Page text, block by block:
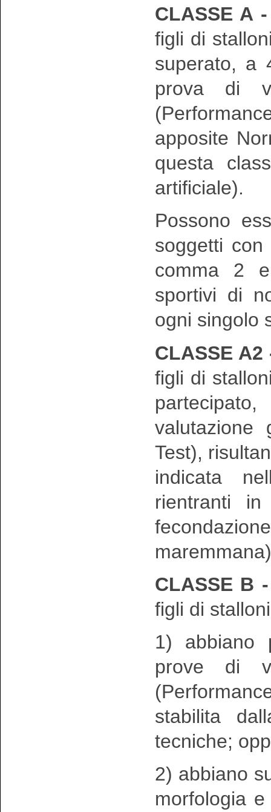
CLASSE A
figli di
superato, a
prova di
apposite
questa
artificiale).
Possono
soggetti
comma 2
sportivi di
ogni singolo
CLASSE
figli di
valutazione
Test),
indicata
rientranti
CLASSE B
figli di
1) abbiano
prove di
stabilita
tecniche;
2) abbiano
morfologia